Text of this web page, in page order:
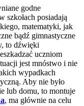
godne
szkołach posiadają
matematyki, jak
bądź gimnastyczne
to dźwięki
uczniom
jest mnóstwo i nie
wypadkach
Aby nie było
lub domu, to montuje
, ma głównie na celu